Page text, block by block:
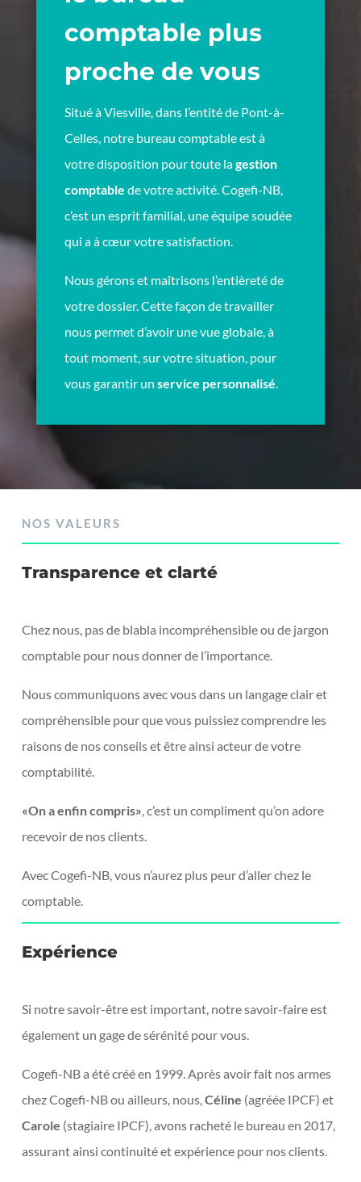
comptable plus
proche de vous
Situé à Viesville, dans l’entité de Pont-à-
Celles, notre bureau comptable est à
votre disposition pour toute lagestion
comptable de votre activité. Cogefi-NB,
c’est un esprit familial, une équipe soudée
qui a à cœur votre satisfaction.
Nous gérons et maîtrisons l’entièreté de
votre dossier. Cette façon de travailler
nous permet d’avoir une vue globale, à
tout moment, sur votre situation, pour
vous garantir un service personnalisé.
NOS VALEURS
Transparence et clarté
Chez nous, pas de blabla incompréhensible ou de jargon
comptable pour nous donner de l’importance.
Nous communiquons avec vous dans un langage clair et
compréhensible pour que vous puissiez comprendre les
raisons de nos conseils et être ainsi acteur de votre
comptabilité.
«On a enfin compris», c’est un compliment qu’on adore
recevoir de nos clients.
Avec Cogefi-NB, vous n’aurez plus peur d’aller chez le
comptable.
Expérience
Si notre savoir-être est important, notre savoir-faire est
également un gage de sérénité pour vous.
Cogefi-NB a été créé en 1999. Après avoir fait nos armes
chez Cogefi-NB ou ailleurs, nous,Céline (agréée IPCF) et
Carole (stagiaire IPCF), avons racheté le bureau en 2017,
assurant ainsi continuité et expérience pour nos clients.